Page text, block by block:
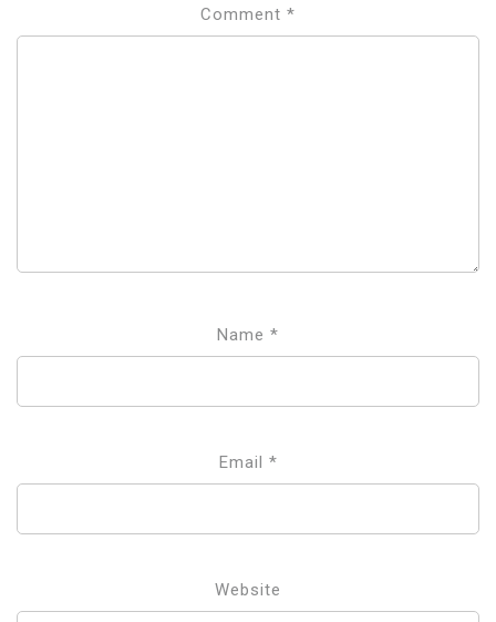
Comment *
Name *
Email *
Website